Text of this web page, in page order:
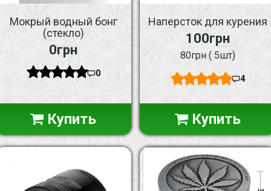
Мокрый водный бонг
(стекло)
0грн
0
Купить
Наперсток для курения
100грн
80грн ( 5шт)
4
Купить